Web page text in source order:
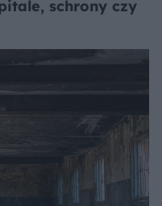
schrony czy